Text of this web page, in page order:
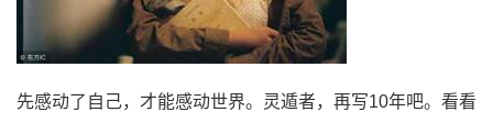
先感动了自己，才能感动世界。灵遁者，再写10年吧。看看